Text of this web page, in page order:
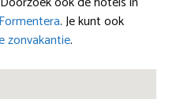
Formentera. Je kunt ook
zonvakantie.